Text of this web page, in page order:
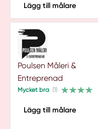
Lägg till målare
Poulsen Måleri &
Entreprenad
Mycket bra (1)
Lägg till målare